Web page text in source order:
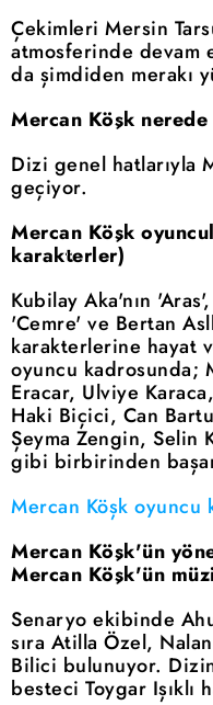
Çekimleri Mersin
atmosferinde devam
da şimdiden merakı
Mercan Köşk
Dizi genel hatlarıyla
geçiyor.
Mercan Köşk
karakterler)
Kubilay Aka'nın
'Cemre' ve Bertan
karakterlerine hayat
oyuncu kadrosunda;
Eracar, Ulviye
Haki Biçici, Can
Şeyma Zengin, Selin
gibi birbirinden
Mercan Köşk oyuncu
Mercan Köşk'ün
Mercan Köşk'ün
Senaryo ekibinde
sıra Atilla Özel,
Bilici bulunuyor.
besteci Toygar Işıklı